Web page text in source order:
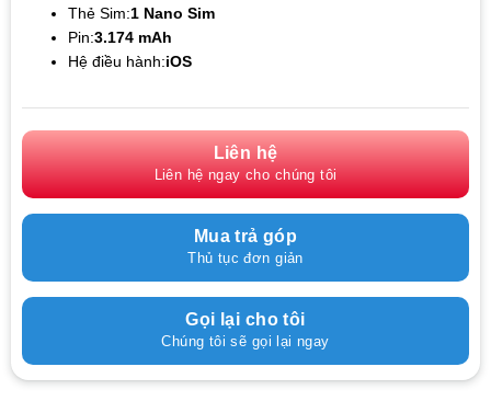
Thẻ Sim:1 Nano Sim
Pin:3.174 mAh
Hệ điều hành:iOS
Liên hệ
Liên hệ ngay cho chúng tôi
Mua trả góp
Thủ tục đơn giản
Gọi lại cho tôi
Chúng tôi sẽ gọi lại ngay